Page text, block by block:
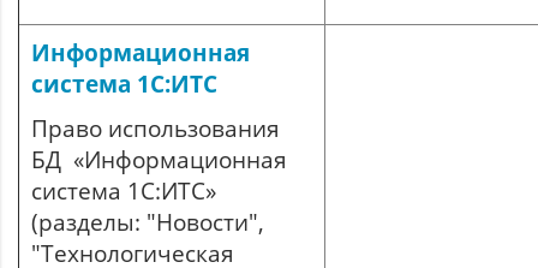
Информационная
система 1С:ИТС
Право использования
БД «Информационная
система 1С:ИТС»
(разделы: "Новости",
"Технологическая